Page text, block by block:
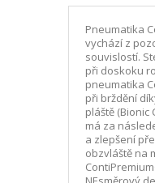
Pneumatika
vychází z
souvislostí.
při doskoku
pneumatika
při brždění
pláště (Bionic
má za
a zlepšení
obzvláště na